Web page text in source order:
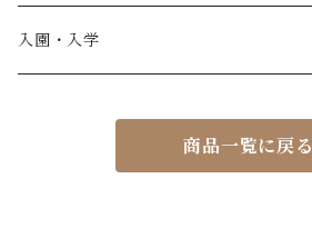
カーディガン / 羽織もの
BONHEUR DU JOUR
アルパカ
NY / ニューヨーク
Spain / スペイン
女の子
くつ・帽子・Bag
入園・入学
商品一覧に戻る